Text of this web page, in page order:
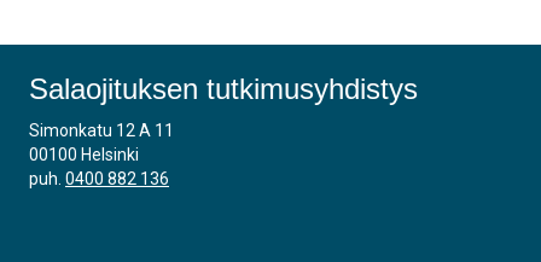
Salaojituksen tutkimusyhdistys
Simonkatu 12 A 11
00100 Helsinki
puh. 0400 882 136